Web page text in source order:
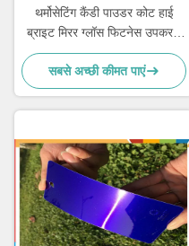
थर्मोसेटिंग कैंडी पाउडर कोट हाई
ब्राइट मिरर ग्लॉस फिटनेस उपकरण
के लिए
सबसे अच्छी कीमत पाएं